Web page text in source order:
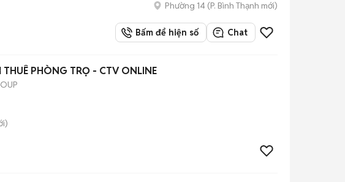
Phường 14 (P. Bình Thạnh mới)
Bấm để hiện số Chat
PHÒNG TRỌ - CTV ONLINE